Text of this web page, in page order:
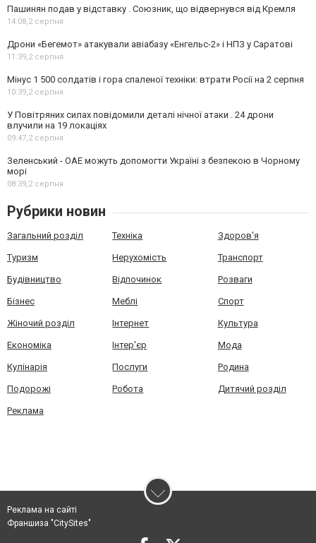
Пашинян подав у відставку . Союзник, що відвернувся від Кремля
14:08,2 серпня
Дрони «Бегемот» атакували авіабазу «Енгельс-2» і НПЗ у Саратові
11:39,2 серпня
Мінус 1 500 солдатів і гора спаленої техніки: втрати Росії на 2 серпня
10:39,2 серпня
У Повітряних силах повідомили деталі нічної атаки . 24 дрони
влучили на 19 локаціях
09:47,2 серпня
Зеленський - ОАЕ можуть допомогти Україні з безпекою в Чорному
морі
08:39,2 серпня
Рубрики новин
Загальний розділ Техніка Здоров'я
Туризм Нерухомість Транспорт
Будівництво Відпочинок Розваги
Бізнес Меблі Спорт
Жіночий розділ Інтернет Культура
Економіка Інтер'єр Мода
Кулінарія Послуги Родина
Подорожі Робота Дитячий розділ
Реклама
Реклама на сайті
Франшиза "CitySites"